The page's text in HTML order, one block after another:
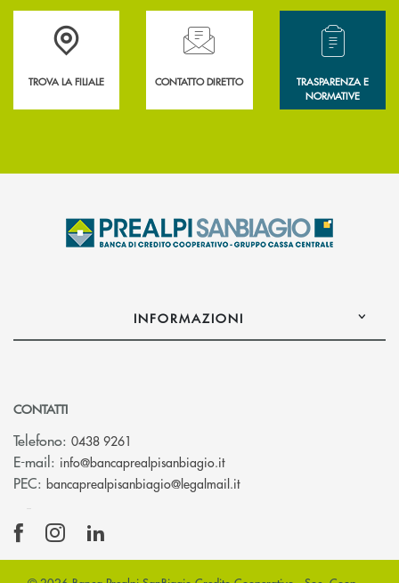
Accedi all' elenco completo delle filiali .
TROVA LA FILIALE
Hai bisogno di assistenza immediata?
CONTATTO DIRETTO
Hai bisogno di
TRASPARENZA E
NORMATIVE
INFORMAZIONI
CONTATTI
Telefono: 0438 9261
E-mail: info@bancaprealpisanbiagio.it(si apre l’app di posta
PEC: bancaprealpisanbiagio@legalmail.it(si apre l’app di posta